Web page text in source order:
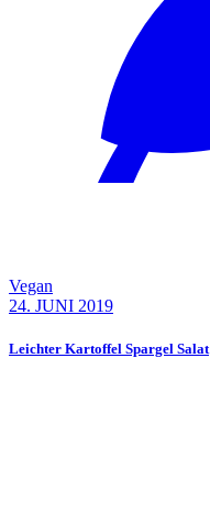
Vegan
24. JUNI 2019
Leichter Kartoffel Spargel Salat